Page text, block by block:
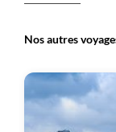
Voyage
Provence - Côte d'Azur
Nos autres